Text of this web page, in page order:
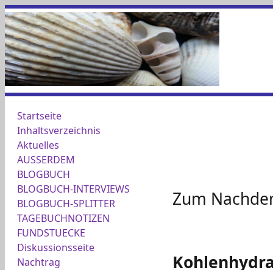
Startseite
Inhaltsverzeichnis
Aktuelles
AUSSERDEM
BLOGBUCH
BLOGBUCH-INTERVIEWS
BLOGBUCH-SPLITTER
TAGEBUCHNOTIZEN
FUNDSTUECKE
Diskussionsseite
Nachtrag
Zum